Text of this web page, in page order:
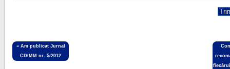
« Am publicat Jurnal
CDIMM nr. 5/2012